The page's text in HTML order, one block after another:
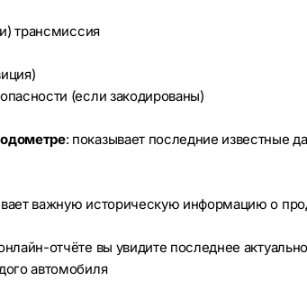
трансмиссия
(если закодированы)
: показывает последние известные
важную историческую информацию о
отчёте вы увидите последнее
автомобиля